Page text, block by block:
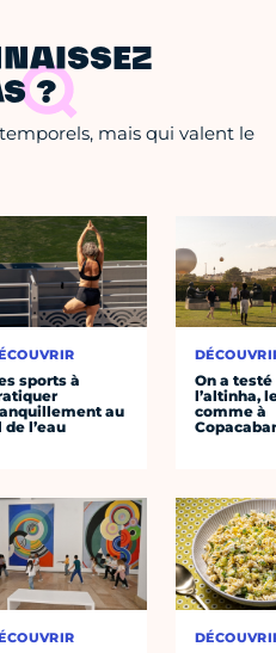
?
mais qui valent le
sports à
au
de l’eau
On a testé
l’altinha,
comme à